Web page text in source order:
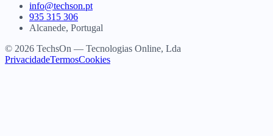
info@techson.pt
935 315 306
Alcanede, Portugal
© 2026 TechsOn — Tecnologias Online, Lda
PrivacidadeTermosCookies